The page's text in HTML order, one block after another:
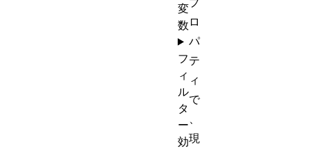
ロ
パ
テ
ィ
で
、
現
変
数
フ
ィ
ル
タ
ー
効